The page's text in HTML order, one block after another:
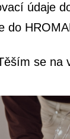
údaje
do
se na